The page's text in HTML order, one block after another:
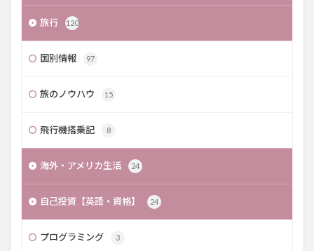
旅行 120
国別情報 97
旅のノウハウ 15
飛行機搭乗記 8
海外・アメリカ生活 24
自己投資【英語・資格】 24
プログラミング 3